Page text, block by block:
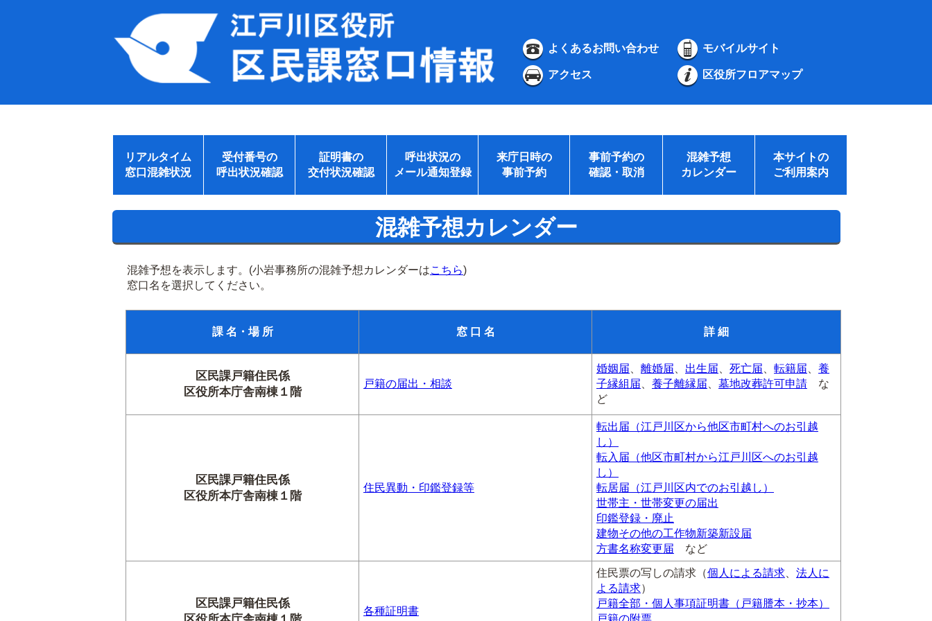
よくあるお問い合わせ モバイルサイト
アクセス 区役所フロアマップ
リアルタイム
窓口混雑状況
受付番号の
呼出状況確認
証明書の
交付状況確認
呼出状況の
メール通知登録
来庁日時の
事前予約
事前予約の
確認・取消
混雑予想
カレンダー
本サイトの
ご利用案内
混雑予想カレンダー
混雑予想を表示します。(小岩事務所の混雑予想カレンダーはこちら)
窓口名を選択してください。
課 名・場 所 窓 口 名 詳 細
区民課戸籍住民係
区役所本庁舎南棟１階
戸籍の届出・相談
婚姻届 離婚届 出生届 死亡届 転籍届
養
子縁組届
養子離縁届 墓地改葬許可申請 な
ど
区民課戸籍住民係
区役所本庁舎南棟１階
住民異動・印鑑登録等
転出届（江戸川区から他区市町村へのお引越
し）
転入届（他区市町村から江戸川区へのお引越
し）
転居届（江戸川区内でのお引越し）
世帯主・世帯変更の届出
印鑑登録・廃止
建物その他の工作物新築新設届
方書名称変更届 など
区民課戸籍住民係
各種証明書
住民票の写しの請求（個人による請求
法人に
よる請求）
戸籍全部・個人事項証明書（戸籍謄本・抄本）
戸籍の附票